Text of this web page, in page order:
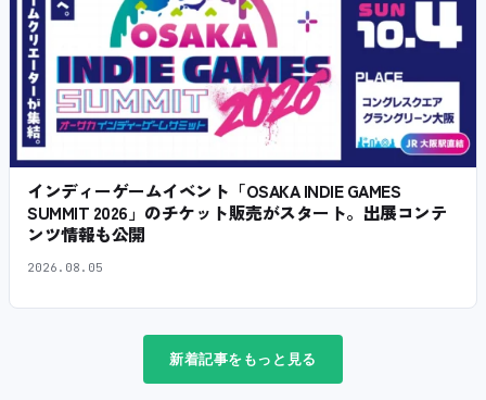
インディーゲームイベント「OSAKA INDIE GAMES
SUMMIT 2026」のチケット販売がスタート。出展コンテ
ンツ情報も公開
2026.08.05
新着記事をもっと見る